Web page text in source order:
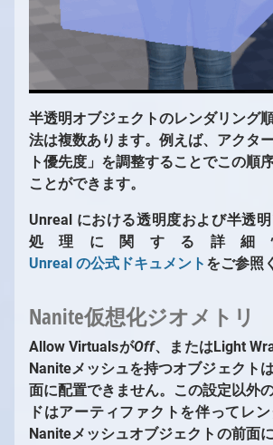
半透明オブジェクトのレンダリング
法は複数あります。例えば、アクタ
ト優先度」を調整することでこの順
ことができます。
Unreal における透明度および半透
処理に関する詳細
Unreal の公式ドキュメント をご参照
Nanite仮想化ジオメトリ
Allow VirtualsがOff、またはLight
Naniteメッシュを持つオブジェクト
面に配置できません。この設定以外
ドはアーティファクトを伴ってレン
Naniteメッシュオブジェクトの前面